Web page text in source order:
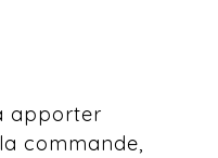
apporter
commande,